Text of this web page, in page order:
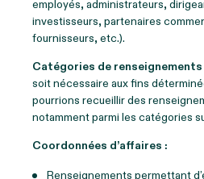
employés, administrateurs,
investisseurs, partenaires
fournisseurs, etc.).
Catégories de renseignements
soit nécessaire aux fins
pourrions recueillir des
notamment parmi les catégories
Coordonnées d’affaires :
Renseignements permettant